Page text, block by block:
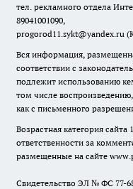
тел. рекламного отдела
89041001090,
progorod11.sykt@yandex.ru
Вся информация,
соответствии с
подлежит использованию
том числе
как с письменного
Возрастная категория сайта
ответственности за
размещенные на сайте
Свидетельство ЭЛ № ФС 77-